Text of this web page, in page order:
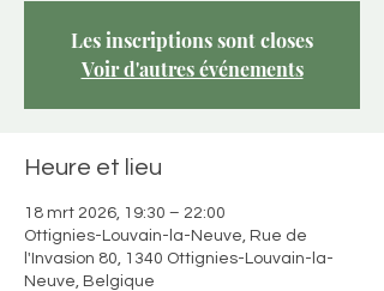
Les inscriptions sont closes
Voir d'autres événements
Heure et lieu
18 mrt 2026, 19:30 – 22:00
Ottignies-Louvain-la-Neuve, Rue de
l'Invasion 80, 1340 Ottignies-Louvain-la-
Neuve, Belgique